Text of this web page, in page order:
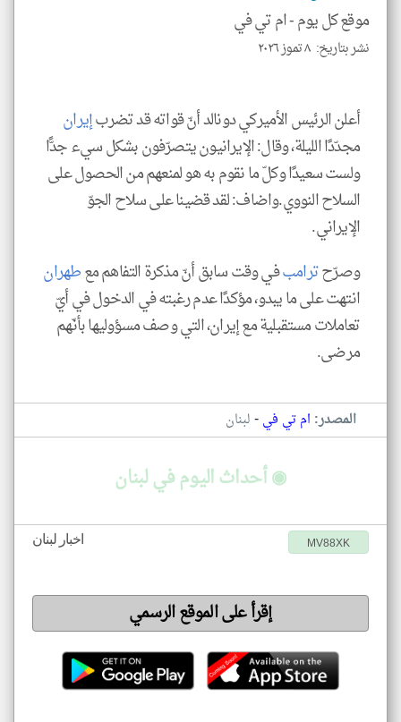
موقع كل يوم -ام تي في
نشر بتاريخ: ٨ تموز ٢٠٢٦
أعلن الرئيس الأميركي دونالد أنّ قواته قد تضربإيران
مجدّدًا الليلة، وقال: الإيرانيون يتصرّفون بشكل سيء جدًّا
ولست سعيدًا وكلّ ما نقوم به هو لمنعهم من الحصول على
السلاح النووي.واضاف: لقد قضينا على سلاح الجوّ
الإيراني.
وصرّحترامبفي وقت سابق أنّ مذكرة التفاهم معطهران
انتهت على ما يبدو، مؤكدًا عدم رغبته في الدخول في أيّ
تعاملات مستقبلية مع إيران، التي وصف مسؤوليها بأنّهم
مرضى.
المصدر: ام تي في-لبنان
◉ أحداث اليوم في لبنان
اخبار لبنان MV88XK
إقرأ على الموقع الرسمي
klyoum.com